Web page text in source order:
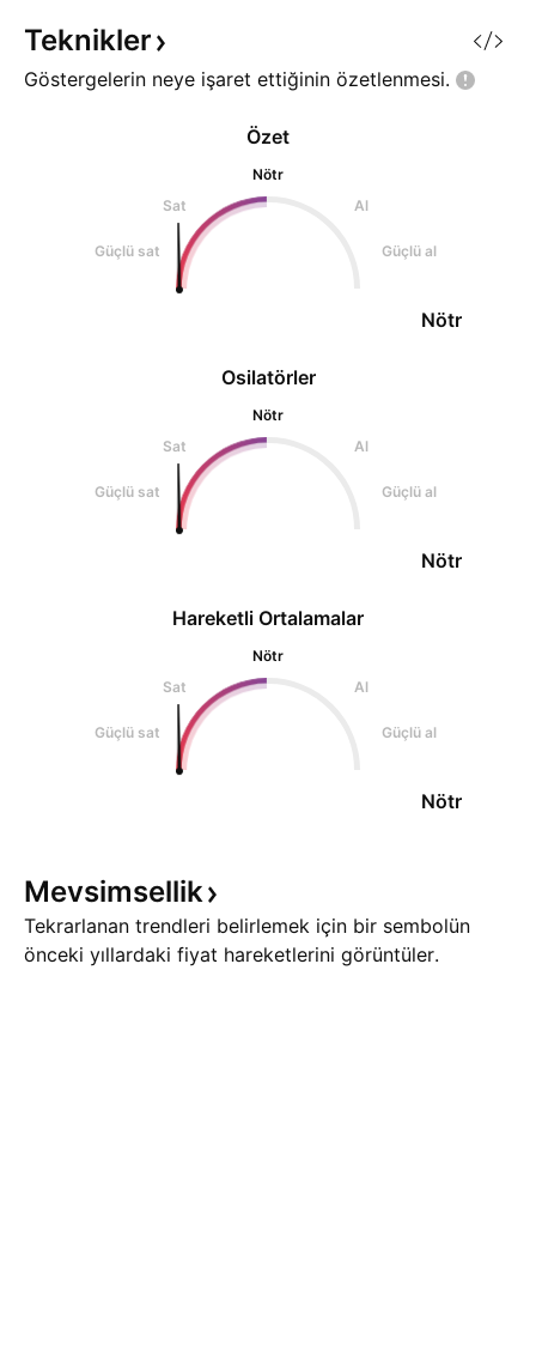
Teknikler
Göstergelerin neye işaret ettiğinin özetlenmesi.
Osilatörler
Nötr
Sat
Al
Güçlü sat Güçlü al
Nötr
Özet
Nötr
Sat
Al
Güçlü sat Güçlü al
Nötr
Hareketli Ortalamalar
Nötr
Sat
Al
Güçlü sat Güçlü al
Nötr
Mevsimsellik
Tekrarlanan trendleri belirlemek için bir sembolün
önceki yıllardaki fiyat hareketlerini görüntüler.